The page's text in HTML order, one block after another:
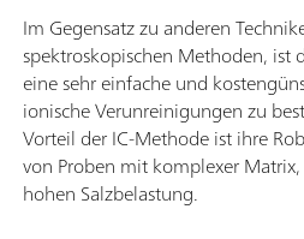
Im Gegensatz zu anderen
spektroskopischen Methoden,
eine sehr einfache und
ionische Verunreinigungen zu
Vorteil der IC-Methode ist ihre
von Proben mit komplexer
hohen Salzbelastung.